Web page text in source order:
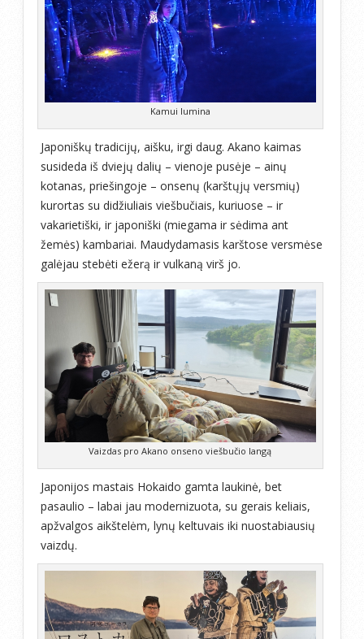
Kamui lumina
Japoniškų tradicijų, aišku, irgi daug. Akano kaimas
susideda iš dviejų dalių – vienoje pusėje – ainų
kotanas, priešingoje – onsenų (karštųjų versmių)
kurortas su didžiuliais viešbučiais, kuriuose – ir
vakarietiški, ir japoniški (miegama ir sėdima ant
žemės) kambariai. Maudydamasis karštose versmėse
galėjau stebėti ežerą ir vulkaną virš jo.
Vaizdas pro Akano onseno viešbučio langą
Japonijos mastais Hokaido gamta laukinė, bet
pasaulio – labai jau modernizuota, su gerais keliais,
apžvalgos aikštelėm, lynų keltuvais iki nuostabiausių
vaizdų.